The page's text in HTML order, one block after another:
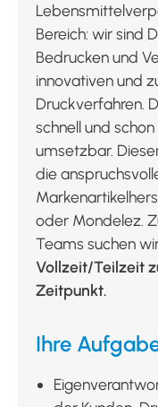
Bereich: wir sind
Bedrucken und
innovativen und
Druckverfahren.
schnell und
umsetzbar.
die
oder Mondelez.
Teams suchen
Vollzeit/Teilzeit
Zeitpunkt.
Ihre